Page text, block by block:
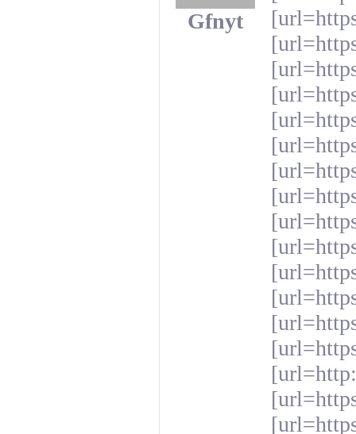
Gfnyt